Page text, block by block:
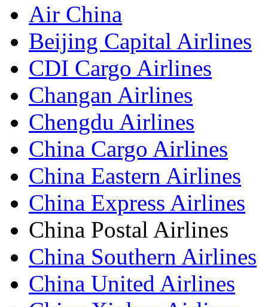
Air China
Beijing Capital Airlines
CDI Cargo Airlines
Changan Airlines
Chengdu Airlines
China Cargo Airlines
China Eastern Airlines
China Express Airlines
China Postal Airlines
China Southern Airlines
China United Airlines